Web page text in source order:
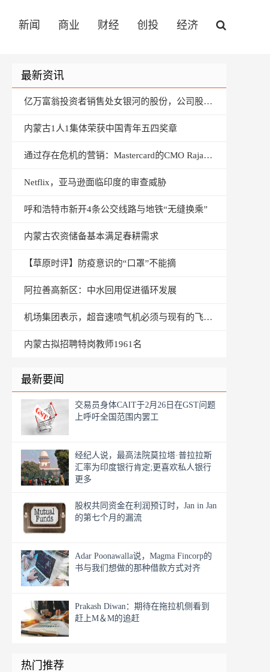
新闻 商业 财经 创投 经济
最新资讯
亿万富翁投资者销售处女银河的股份，公司股票下跌9.9％
内蒙古1人1集体荣获中国青年五四奖章
通过存在危机的营销：Mastercard的CMO Rajamannar
Netflix，亚马逊面临印度的审查威胁
呼和浩特市新开4条公交线路与地铁“无缝换乘”
内蒙古农资储备基本满足春耕需求
【草原时评】防疫意识的“口罩”不能摘
阿拉善高新区：中水回用促进循环发展
机场集团表示，超音速喷气机必须与现有的飞机吵闹
内蒙古拟招聘特岗教师1961名
最新要闻
交易员身体CAIT于2月26日在GST问题
上呼吁全国范围内罢工
经纪人说，最高法院莫拉塔·普拉拉斯
汇率为印度银行肯定;更喜欢私人银行
更多
股权共同资金在利润预订时，Jan in Jan
的第七个月的漏流
Adar Poonawalla说，Magma Fincorp的
书与我们想做的那种借款方式对齐
Prakash Diwan：期待在拖拉机侧看到
赶上M＆M的追赶
热门推荐